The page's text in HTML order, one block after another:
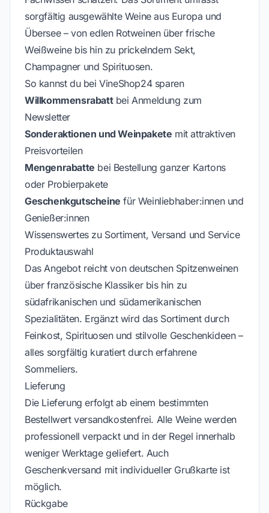
sorgfältig ausgewählte Weine aus Europa und
Übersee – von edlen Rotweinen über frische
Weißweine bis hin zu prickelndem Sekt,
Champagner und Spirituosen.
So kannst du bei VineShop24 sparen
Willkommensrabattbei Anmeldung zum
Newsletter
Sonderaktionen und Weinpakete mit attraktiven
Preisvorteilen
Mengenrabatte bei Bestellung ganzer Kartons
oder Probierpakete
Geschenkgutscheine für Weinliebhaber:innen und
Genießer:innen
Wissenswertes zu Sortiment, Versand und Service
Produktauswahl
Das Angebot reicht von deutschen Spitzenweinen
über französische Klassiker bis hin zu
südafrikanischen und südamerikanischen
Spezialitäten. Ergänzt wird das Sortiment durch
Feinkost, Spirituosen und stilvolle Geschenkideen –
alles sorgfältig kuratiert durch erfahrene
Sommeliers.
Lieferung
Die Lieferung erfolgt ab einem bestimmten
Bestellwert versandkostenfrei. Alle Weine werden
professionell verpackt und in der Regel innerhalb
weniger Werktage geliefert. Auch
Geschenkversand mit individueller Grußkarte ist
möglich.
Rückgabe